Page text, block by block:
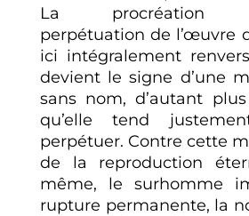
La procréation
perpétuation de l’œuvre
ici intégralement
devient le signe d’une
sans nom, d’autant
qu’elle tend
perpétuer. Contre cette
de la reproduction
même, le surhomme
rupture permanente, la